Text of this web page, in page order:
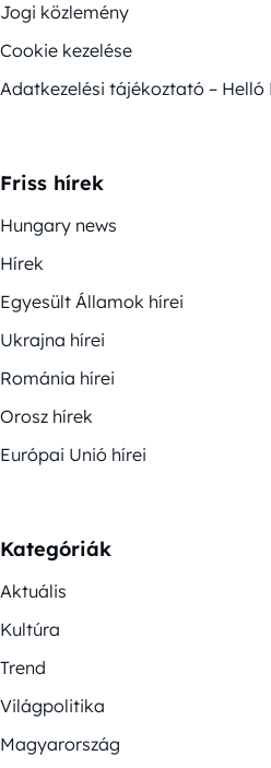
Jogi közlemény
Cookie kezelése
Adatkezelési tájékoztató – Helló
Friss hírek
Hungary news
Hírek
Egyesült Államok hírei
Ukrajna hírei
Románia hírei
Orosz hírek
Európai Unió hírei
Kategóriák
Aktuális
Kultúra
Trend
Világpolitika
Magyarország